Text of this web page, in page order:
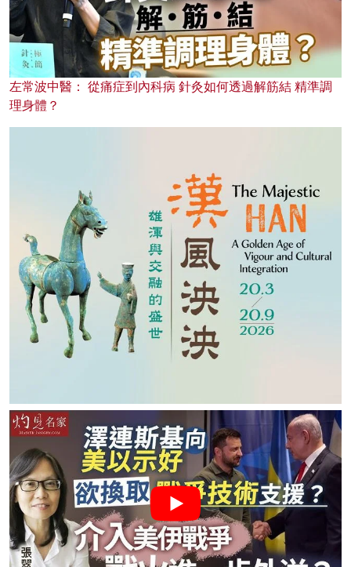
左常波中醫： 從痛症到內科病 針灸如何透過解筋結 精準調
理身體？